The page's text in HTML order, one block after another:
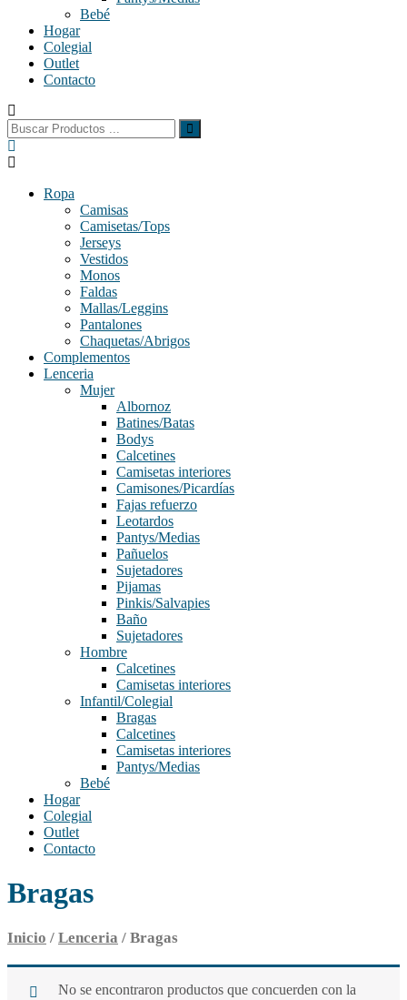
Bebé
Hogar
Colegial
Outlet
Contacto
Buscar:
Ropa
Camisas
Camisetas/Tops
Jerseys
Vestidos
Monos
Faldas
Mallas/Leggins
Pantalones
Chaquetas/Abrigos
Complementos
Lenceria
Mujer
Albornoz
Batines/Batas
Bodys
Calcetines
Camisetas interiores
Camisones/Picardías
Fajas refuerzo
Leotardos
Pantys/Medias
Pañuelos
Sujetadores
Pijamas
Pinkis/Salvapies
Baño
Sujetadores
Hombre
Calcetines
Camisetas interiores
Infantil/Colegial
Bragas
Calcetines
Camisetas interiores
Pantys/Medias
Bebé
Hogar
Colegial
Outlet
Contacto
Bragas
Inicio / Lenceria / Bragas
No se encontraron productos que concuerden con la